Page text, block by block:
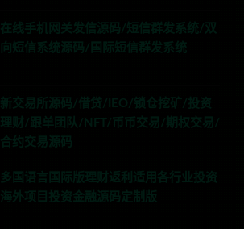
在线手机网关发信源码/短信群发系统/双
向短信系统源码/国际短信群发系统
新交易所源码/借贷/IEO/锁仓挖矿/投资
理财/跟单团队/NFT/币币交易/期权交易/
合约交易源码
多国语言国际版理财返利适用各行业投资
海外项目投资金融源码定制版